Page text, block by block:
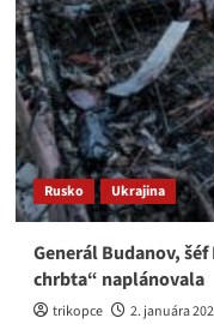
Rusko Ukrajina
Generál Budanov,
chrbta“ naplánovala
trikopce
2. januára